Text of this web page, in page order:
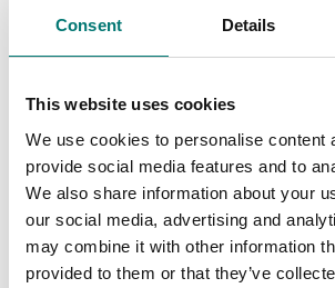
Consent Details
This website uses cookies
We use cookies to personalise content
provide social media features and to
We also share information about your
our social media, advertising and
may combine it with other information
provided to them or that they’ve
att kommunicera med Idimension Plus
kompaktvåg, för internt fabriksbruk,
eller med tomgångs- eller
Mått
Version med 1,2 m stolpe:
Bredd: 36 cm
Höjd: 130,5 cm